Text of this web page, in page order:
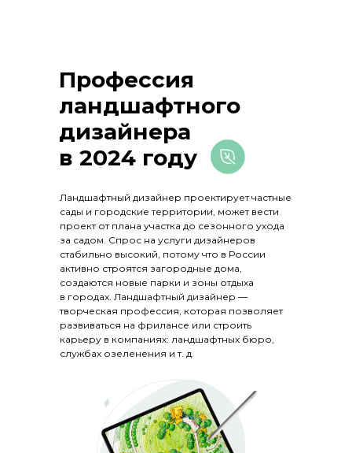
Профессия
ландшафтного
дизайнера
в 2024 году
Ландшафтный дизайнер проектирует частные
сады и городские территории, может вести
проект от плана участка до сезонного ухода
за садом. Спрос на услуги дизайнеров
стабильно высокий, потому что в России
активно строятся загородные дома,
создаются новые парки и зоны отдыха
в городах. Ландшафтный дизайнер —
творческая профессия, которая позволяет
развиваться на фрилансе или строить
карьеру в компаниях: ландшафтных бюро,
службах озеленения и т. д.